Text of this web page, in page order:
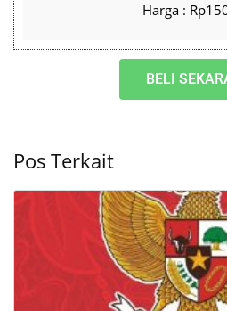
Harga :
BELI
Pos Terkait